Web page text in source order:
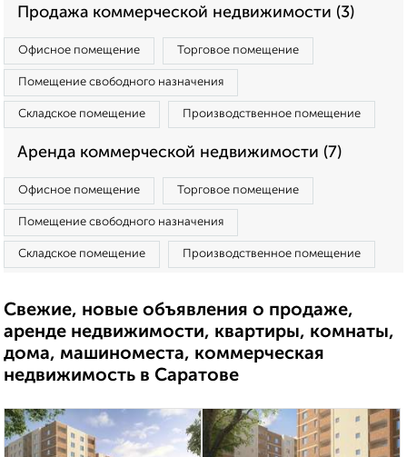
Продажа коммерческой недвижимости (3)
Офисное помещение Торговое помещение
Помещение свободного назначения
Складское помещение Производственное помещение
Аренда коммерческой недвижимости (7)
Офисное помещение Торговое помещение
Помещение свободного назначения
Складское помещение Производственное помещение
Свежие, новые объявления о продаже,
аренде недвижимости, квартиры, комнаты,
дома, машиноместа, коммерческая
недвижимость в Саратове